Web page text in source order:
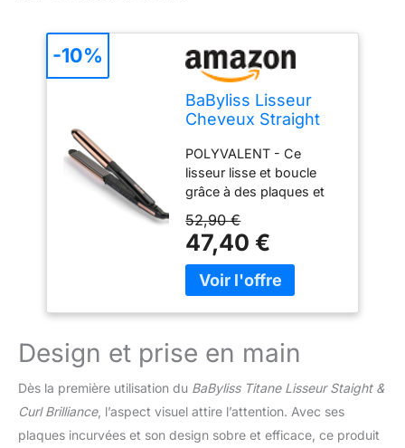
BaByliss Lisseur
Cheveux Straight
Plaques en titane,
Ionique Anti-
Frisottis, Chauffe
rapide en 15
Secondes, Design
métallique incurvé,
5 réglages de
température,
ST482E
POLYVALENT - Ce
lisseur lisse et boucle
grâce à des plaques et
incurvé chauffant, pour
créer sans effort un
lissage parfait ou des
boucles et des
toute facilité. PLAQUES
EN TITANE — Doté de
plaques en titane
véritable de 28 mm, ce
lisseur assure une glisse
tout en douceur et un
52,90 €
47,40 €
-10%
Design et prise en main
Dès la première utilisation du BaByliss Titane Lisseur Staight &
Curl Brilliance, l’aspect visuel attire l’attention. Avec ses
plaques incurvées et son design sobre et efficace, ce produit